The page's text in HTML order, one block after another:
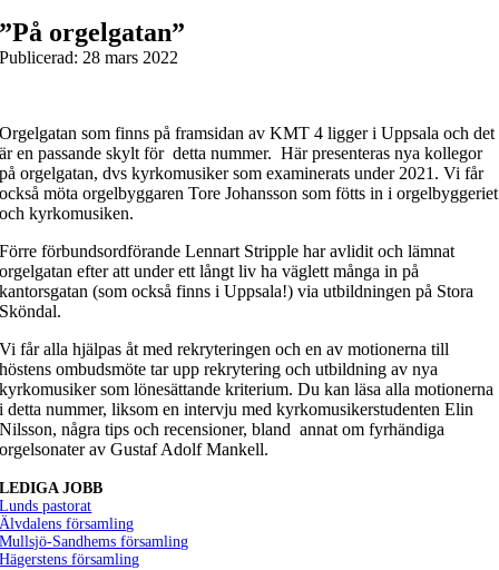
”På orgelgatan”
Publicerad: 28 mars 2022
Orgelgatan som finns på framsidan av KMT 4 ligger i Uppsala och det
är en passande skylt för detta nummer. Här presenteras nya kollegor
på orgelgatan, dvs kyrkomusiker som examinerats under 2021. Vi får
också möta orgelbyggaren Tore Johansson som fötts in i orgelbyggeriet
och kyrkomusiken.
Förre förbundsordförande Lennart Stripple har avlidit och lämnat
orgelgatan efter att under ett långt liv ha väglett många in på
kantorsgatan (som också finns i Uppsala!) via utbildningen på Stora
Sköndal.
Vi får alla hjälpas åt med rekryteringen och en av motionerna till
höstens ombudsmöte tar upp rekrytering och utbildning av nya
kyrkomusiker som lönesättande kriterium. Du kan läsa alla motionerna
i detta nummer, liksom en intervju med kyrkomusikerstudenten Elin
Nilsson, några tips och recensioner, bland annat om fyrhändiga
orgelsonater av Gustaf Adolf Mankell.
LEDIGA JOBB
Lunds pastorat
Älvdalens församling
Mullsjö-Sandhems församling
Hägerstens församling